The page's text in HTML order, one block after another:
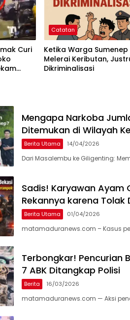
Curi
Catatan
Ketika Warga Sumenep
Melerai Keributan,
Dikriminalisasi
Mengapa Narkoba
Ditemukan di Wilayah
Berita Utama 14/04/2026
Dari Masalembu ke Giligenting:
Sadis! Karyawan Ayam
Rekannya karena
Berita Utama 01/04/2026
matamaduranews.com – Kasus
Terbongkar! Pencurian
7 ABK Ditangkap Polisi
Berita 16/03/2026
matamaduranews.com — Aksi